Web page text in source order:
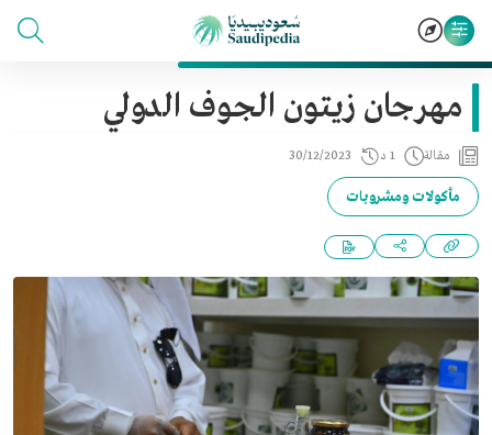
مهرجان زيتون الجوف الدولي
مقالة 1 د 30/12/2023
مأكولات ومشروبات